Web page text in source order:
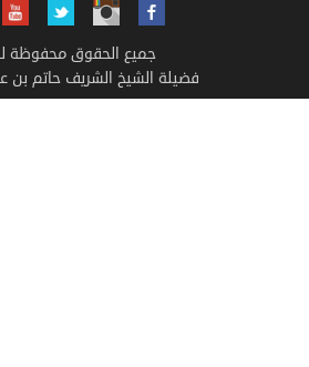
جميع الحقوق محفوظة
فضيلة الشيخ الشريف حاتم بن